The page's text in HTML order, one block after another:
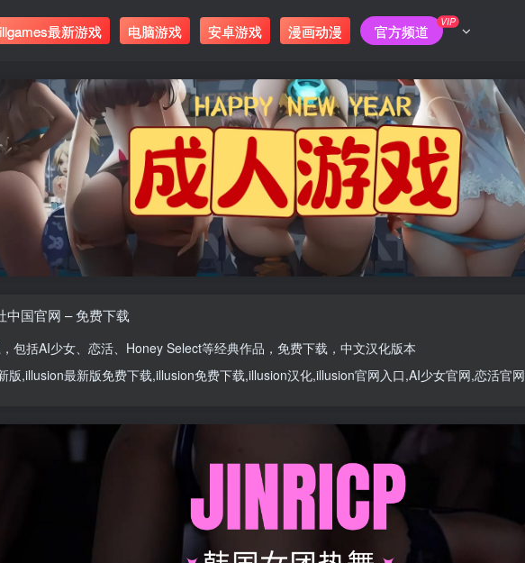
illgames最新游戏 电脑游戏 安卓游戏 漫画动漫 官方频道
VIP
中国官网 – 免费下载
包括AI少女、 恋活、 Honey Select等经典作品，免费下载，中文汉化版本
版,illusion最新版免费下载,illusion免费下载,illusion汉化,illusion官网入口,AI少女官网,恋活官网